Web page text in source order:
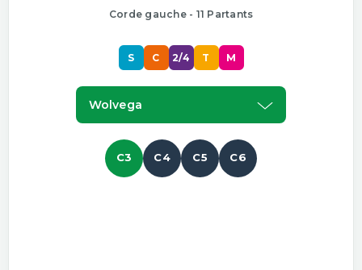
Corde gauche - 11 Partants
S C 2/4 T M
Wolvega
C3 C4 C5 C6